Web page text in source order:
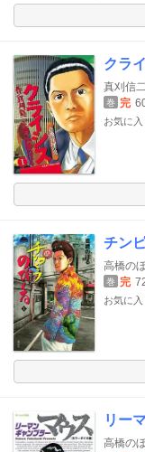
クラ
真刈信
巻 完
お気に入
チン
高橋の
巻 完
お気に入
リー
高橋の